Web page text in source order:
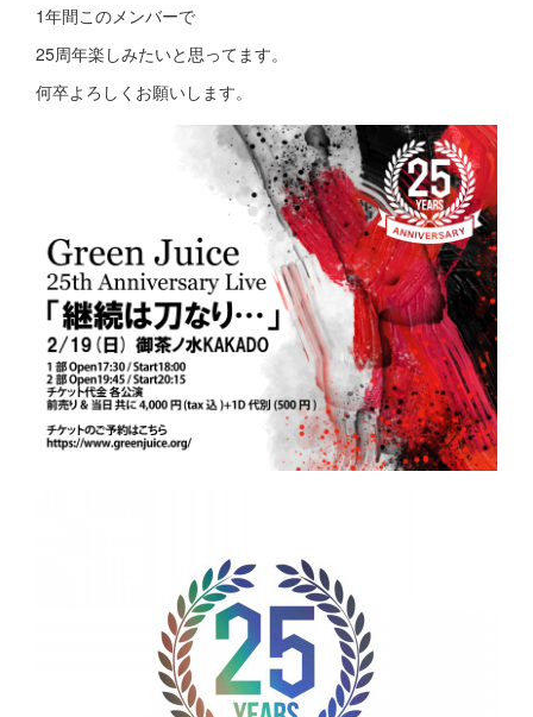
1年間このメンバーで
25周年楽しみたいと思ってます。
何卒よろしくお願いします。